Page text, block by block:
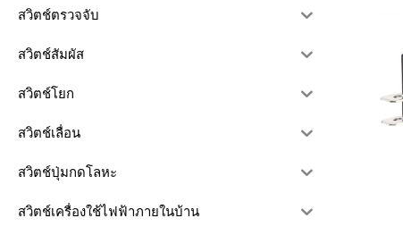
สวิตช์ตรวจจับ
สวิตช์สัมผัส
สวิตช์โยก
สวิตช์เลื่อน
สวิตช์ปุ่มกดโลหะ
สวิตช์เครื่องใช้ไฟฟ้าภายในบ้าน